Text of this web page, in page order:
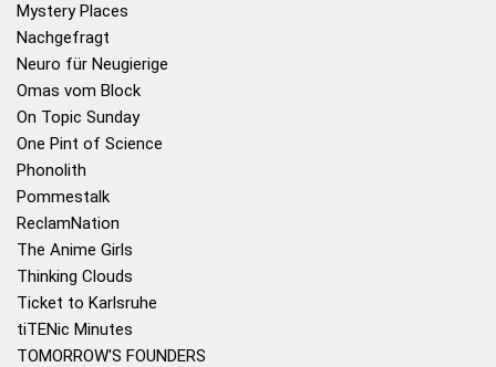
Mystery Places
Nachgefragt
Neuro für Neugierige
Omas vom Block
On Topic Sunday
One Pint of Science
Phonolith
Pommestalk
ReclamNation
The Anime Girls
Thinking Clouds
Ticket to Karlsruhe
tiTENic Minutes
TOMORROW'S FOUNDERS